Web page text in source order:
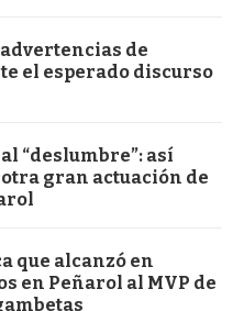
de
el esperado discurso
“deslumbre”: así
gran actuación de
que alcanzó en
en Peñarol al MVP de